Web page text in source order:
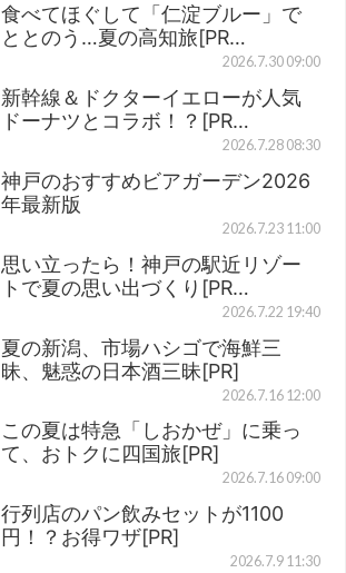
食べてほぐして「仁淀ブルー」で
ととのう…夏の高知旅[PR…
2026.7.30 09:00
新幹線＆ドクターイエローが人気
ドーナツとコラボ！？[PR…
2026.7.28 08:30
神戸のおすすめビアガーデン2026
年最新版
2026.7.23 11:00
思い立ったら！神戸の駅近リゾー
トで夏の思い出づくり[PR…
2026.7.22 19:40
夏の新潟、市場ハシゴで海鮮三
昧、魅惑の日本酒三昧[PR]
2026.7.16 12:00
この夏は特急「しおかぜ」に乗っ
て、おトクに四国旅[PR]
2026.7.16 09:00
行列店のパン飲みセットが1100
円！？お得ワザ[PR]
2026.7.9 11:30